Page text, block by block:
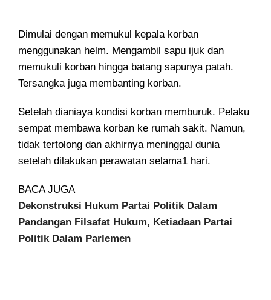
Dimulai dengan memukul kepala korban
menggunakan helm. Mengambil sapu ijuk dan
memukuli korban hingga batang sapunya patah.
Tersangka juga membanting korban.
Setelah dianiaya kondisi korban memburuk. Pelaku
sempat membawa korban ke rumah sakit. Namun,
tidak tertolong dan akhirnya meninggal dunia
setelah dilakukan perawatan selama1 hari.
BACA JUGA
Dekonstruksi Hukum Partai Politik Dalam
Pandangan Filsafat Hukum, Ketiadaan Partai
Politik Dalam Parlemen